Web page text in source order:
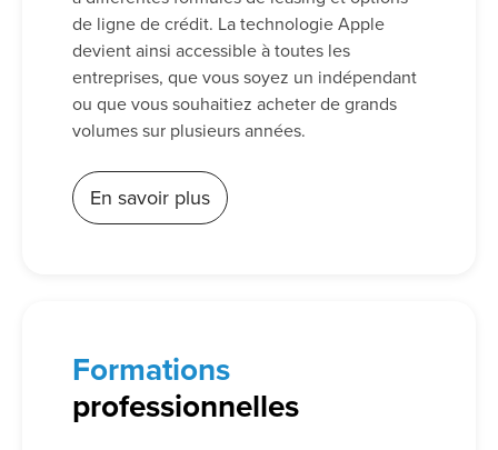
de ligne de crédit. La technologie Apple
devient ainsi accessible à toutes les
entreprises, que vous soyez un indépendant
ou que vous souhaitiez acheter de grands
volumes sur plusieurs années.
En savoir plus
Formations
professionnelles